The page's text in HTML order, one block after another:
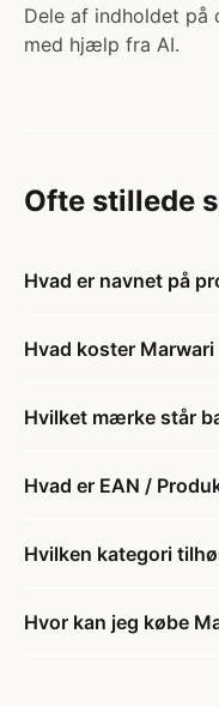
Dele af indholdet på
med hjælp fra AI.
Ofte stillede
Hvad er navnet på
Hvad koster Marwari
Hvilket mærke står
Hvad er EAN /
Hvilken kategori
Hvor kan jeg købe